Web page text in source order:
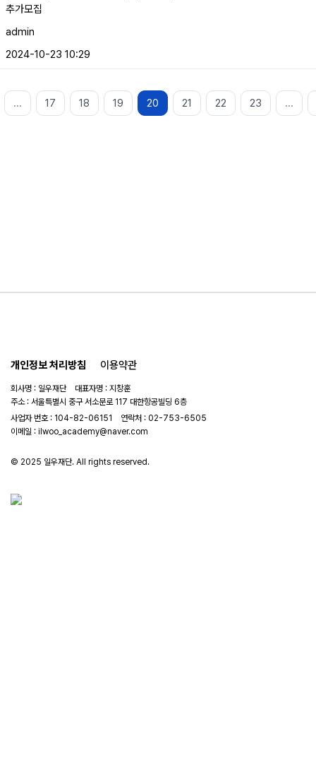
추가모집
admin
2024-10-23 10:29
... 17 18 19 20 21 22 23 ...
개인정보 처리방침 이용약관
회사명 : 일우재단 대표자명 : 지창훈
주소 : 서울특별시 중구 서소문로 117 대한항공빌딩 6층
사업자 번호 : 104-82-06151
연락처 : 02-753-6505
이메일 : ilwoo_academy@naver.com
© 2025 일우재단. All rights reserved.